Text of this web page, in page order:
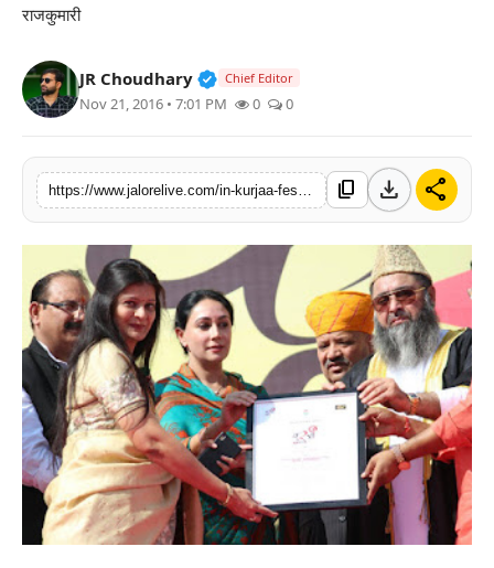
तकनीक
विशेष
राजकुमारी
JR Choudhary Verified Public Figure • 30 Mar,
Chief Editor
Nov 21, 2016 • 7:01 PM 0 0
content_copy download share